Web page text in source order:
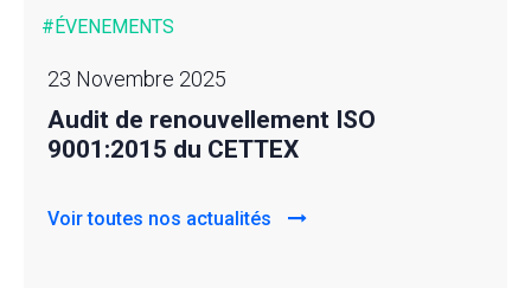
#ÉVENEMENTS
23 Novembre 2025
Audit de renouvellement ISO
9001:2015 du CETTEX
Voir toutes nos actualités